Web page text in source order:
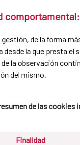
comportamental:
gestión, de la forma
desde la que presta
la observación
del mismo.
de las cookies
Finalidad